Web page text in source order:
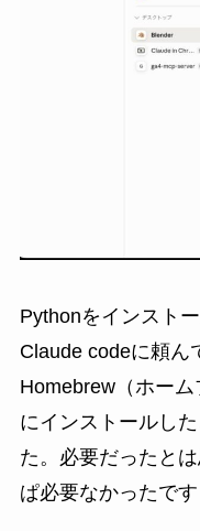
Pythonをインスト
Claude codeに頼ん
Homebrew（ホー
にインストールし
た。必要だったと
ぱ必要なかったです